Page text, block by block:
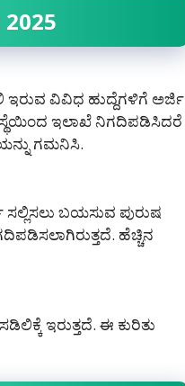
ವಿವಿಧ ಹುದ್ದೆಗಳಿಗೆ ಅರ್ಜಿ
ಇಲಾಖೆ ನಿಗದಿಪಡಿಸಿದರೆ
ಗಮನಿಸಿ.
ಬಯಸುವ ಪುರುಷ
ಹೆಚ್ಚಿನ
ಇರುತ್ತದೆ. ಈ ಕುರಿತು